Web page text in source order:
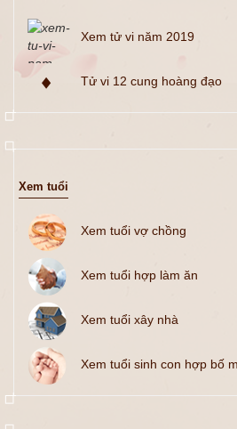
Xem tử vi năm 2019
Tử vi 12 cung hoàng đạo
Xem tuổi
Xem tuổi vợ chồng
Xem tuổi hợp làm ăn
Xem tuổi xây nhà
Xem tuổi sinh con hợp bố